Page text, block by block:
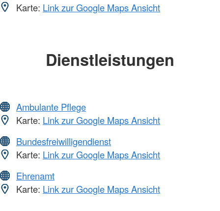
Karte: Link zur Google Maps Ansicht
Dienstleistungen
Ambulante Pflege
Karte: Link zur Google Maps Ansicht
Bundesfreiwilligendienst
Karte: Link zur Google Maps Ansicht
Ehrenamt
Karte: Link zur Google Maps Ansicht